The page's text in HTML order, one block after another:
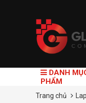
DANH
PHẨM
Trang chủ